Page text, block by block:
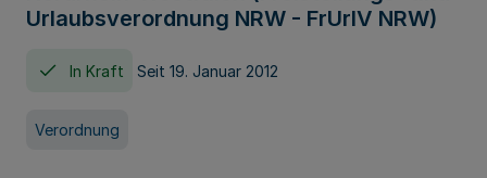
Urlaubsverordnung NRW - FrUrlV NRW)
In Kraft Seit 19. Januar 2012
Verordnung